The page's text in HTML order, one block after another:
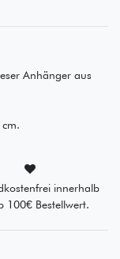
Anhänger aus
innerhalb
100€ Bestellwert.